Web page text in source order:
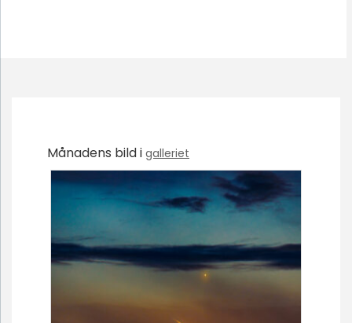
Månadens bild i galleriet